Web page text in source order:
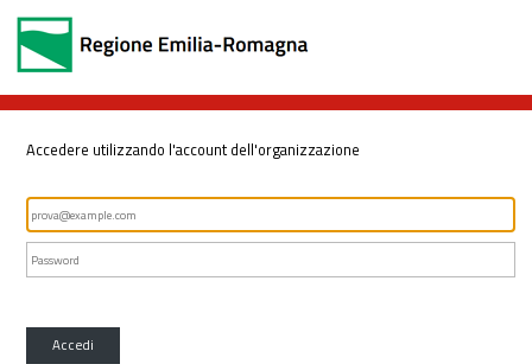
Accedere utilizzando l'account dell'organizzazione
Accedi